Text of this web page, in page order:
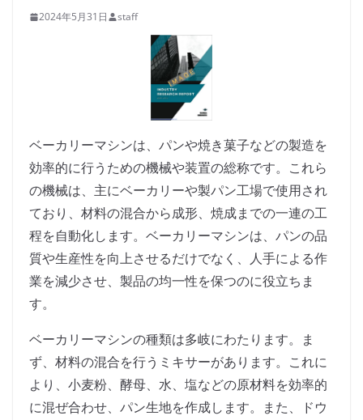
2024年5月31日 staff
ベーカリーマシンは、パンや焼き菓子などの製造を
効率的に行うための機械や装置の総称です。これら
の機械は、主にベーカリーや製パン工場で使用され
ており、材料の混合から成形、焼成までの一連の工
程を自動化します。ベーカリーマシンは、パンの品
質や生産性を向上させるだけでなく、人手による作
業を減少させ、製品の均一性を保つのに役立ちま
す。
ベーカリーマシンの種類は多岐にわたります。ま
ず、材料の混合を行うミキサーがあります。これに
より、小麦粉、酵母、水、塩などの原材料を効率的
に混ぜ合わせ、パン生地を作成します。また、ドウ